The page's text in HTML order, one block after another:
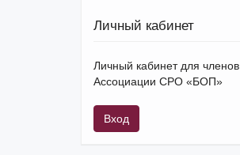
Личный кабинет
Личный кабинет для членов
Ассоциации СРО «БОП»
Вход